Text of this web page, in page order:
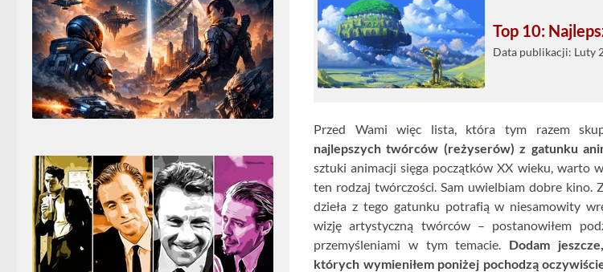
Top 10:
Data publikacji: Luty
Przed Wami więc lista, która tym razem
najlepszych twórców (reżyserów) z gatunku
sztuki animacji sięga początków XX wieku, warto
ten rodzaj twórczości. Sam uwielbiam dobre kino.
dzieła z tego gatunku potrafią w niesamowity
wizję artystyczną twórców – postanowiłem
przemyśleniami w tym temacie. Dodam
których wymieniłem poniżej pochodzą